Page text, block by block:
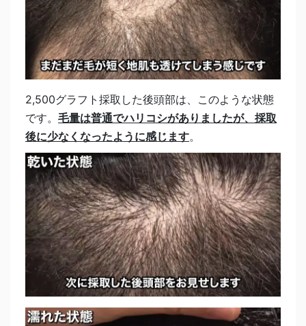
2,500グラフト採取した後頭部は、このような状態
です。 毛量は普通でハリコシがありましたが、採取
後に少なくなったように感じます。